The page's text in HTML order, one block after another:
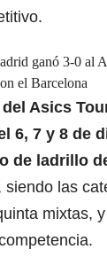
ganó 3-0 al
el Barcelona
Asics
6, 7 y 8 de
de ladrillo
siendo las
mixtas,